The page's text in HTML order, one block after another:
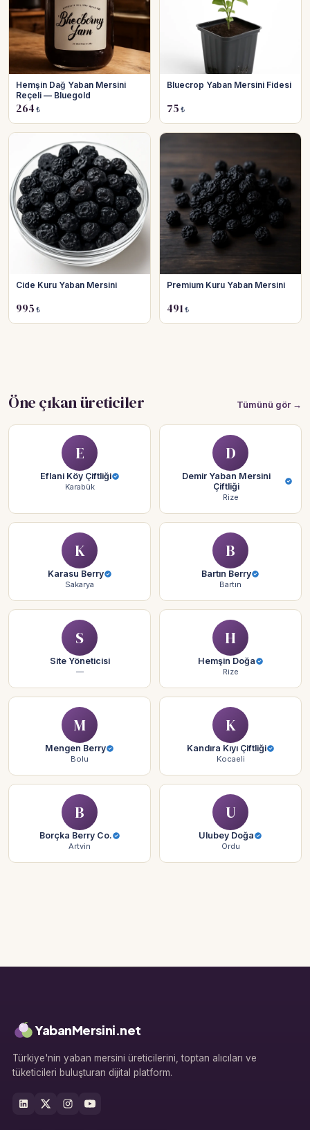
Hemşin Dağ Yaban Mersini
Reçeli — Bluegold
264 ₺
Bluecrop Yaban Mersini Fidesi
75 ₺
Cide Kuru Yaban Mersini
995 ₺
Premium Kuru Yaban Mersini
491₺
Öne çıkan üreticiler Tümünü gör →
E
Eflani Köy Çiftliği
Karabük
D
Demir Yaban Mersini
Çiftliği
Rize
K
Karasu Berry
Sakarya
B
Bartın Berry
Bartın
S
Site Yöneticisi
—
H
Hemşin Doğa
Rize
M
Mengen Berry
Bolu
K
Kandıra Kıyı Çiftliği
Kocaeli
B
Borçka Berry Co.
Artvin
U
Ulubey Doğa
Ordu
YabanMersini.net
Türkiye'nin yaban mersini üreticilerini, toptan alıcıları ve
tüketicileri buluşturan dijital platform.